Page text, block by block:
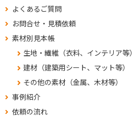
よくあるご質問
お問合せ・見積依頼
素材別見本帳
生地・繊維（衣料、インテリア等）
建材（建築用シート、マット等）
その他の素材（金属、木材等）
事例紹介
依頼の流れ